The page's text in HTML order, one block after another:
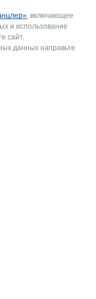
, включающее
и использование
сайт.
данных направьте